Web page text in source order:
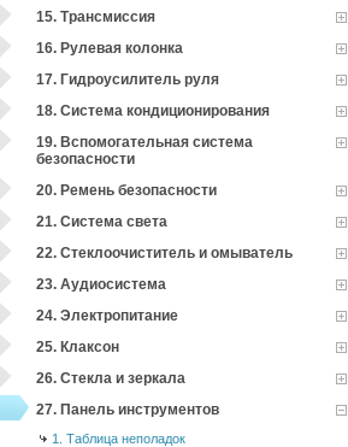
15. Трансмиссия
16. Рулевая колонка
17. Гидроусилитель руля
18. Система кондиционирования
19. Вспомогательная система
безопасности
20. Ремень безопасности
21. Система света
22. Стеклоочиститель и омыватель
23. Аудиосистема
24. Электропитание
25. Клаксон
26. Стекла и зеркала
27. Панель инструментов
1. Таблица неполадок